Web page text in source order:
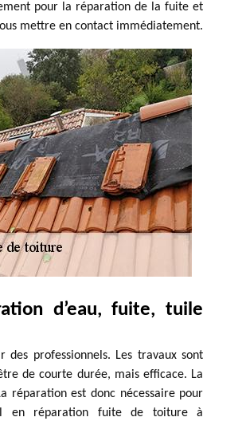
pour la réparation de la fuite et
mettre en contact immédiatement.
d’eau, fuite, tuile
professionnels. Les travaux sont
de courte durée, mais efficace. La
réparation est donc nécessaire pour
en réparation fuite de toiture à